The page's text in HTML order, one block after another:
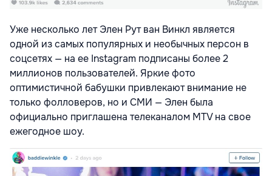
Уже несколько лет Элен Рут ван Винкл является
одной из самых популярных и необычных персон в
соцсетях — на ее Instagram подписаны более 2
миллионов пользователей. Яркие фото
оптимистичной бабушки привлекают внимание не
только фолловеров, но и СМИ — Элен была
официально приглашена телеканалом MTV на свое
ежегодное шоу.